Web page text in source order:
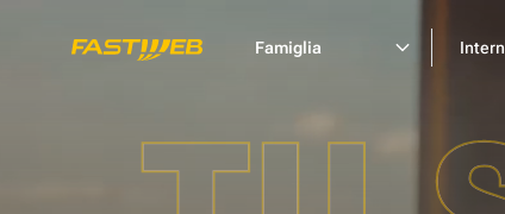
Famiglia